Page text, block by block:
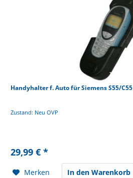
Handyhalter f. Auto für Siemens S55/C55
Zustand: Neu OVP
29,99 € *
Merken In den Warenkorb